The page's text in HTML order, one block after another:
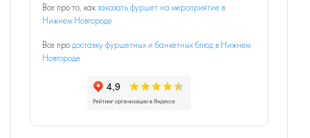
Все про то, какзаказать фуршет на мероприятие в
Нижнем Новгороде
Все продоставку фуршетных и банкетных блюд в Нижнем
Новгороде